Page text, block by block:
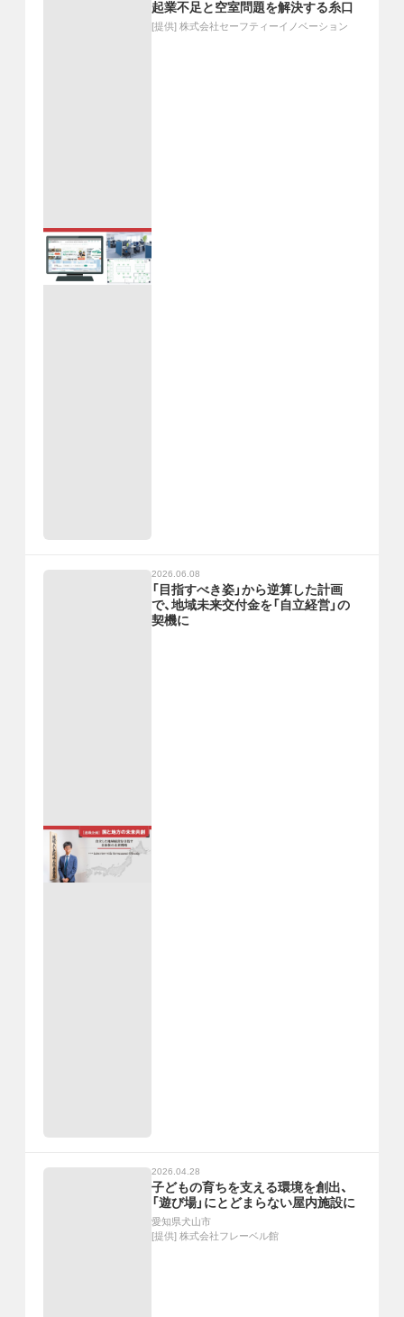
起業不足と空室問題を解決する糸口
[提供] 株式会社セーフティーイノベーション
2026.06.08
「目指すべき姿」から逆算した計画
で、地域未来交付金を「自立経営」の
契機に
2026.04.28
子どもの育ちを支える環境を創出、
「遊び場」にとどまらない屋内施設に
愛知県犬山市
[提供] 株式会社フレーベル館